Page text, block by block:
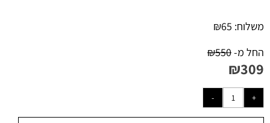
משלוח: ₪65
החל מ-
₪550
₪309